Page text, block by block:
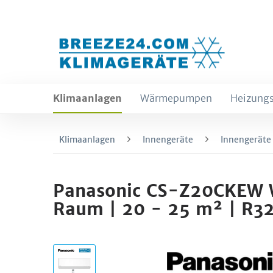
Klimaanlagen Wärmepumpen
Klimaanlagen Innengeräte
Panasonic CS-
Raum | 20 - 25 m² |